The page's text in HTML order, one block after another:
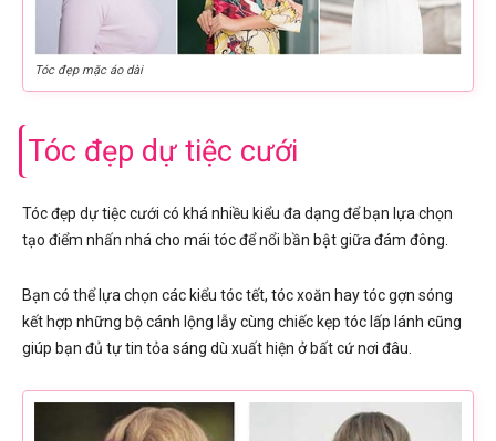
Tóc đẹp mặc áo dài
Tóc đẹp dự tiệc cưới
Tóc đẹp dự tiệc cưới có khá nhiều kiểu đa dạng để bạn lựa chọn
tạo điểm nhấn nhá cho mái tóc để nổi bần bật giữa đám đông.
Bạn có thể lựa chọn các kiểu tóc tết, tóc xoăn hay tóc gợn sóng
kết hợp những bộ cánh lộng lẫy cùng chiếc kẹp tóc lấp lánh cũng
giúp bạn đủ tự tin tỏa sáng dù xuất hiện ở bất cứ nơi đâu.